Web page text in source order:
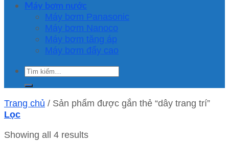
Máy bơm nước
Máy bơm Panasonic
Máy bơm Nanoco
Máy bơm tăng áp
Máy bơm đẩy cao
Tìm
kiếm:
Trang chủ / Sản phẩm được gắn thẻ “dây trang trí”
Lọc
Showing all 4 results